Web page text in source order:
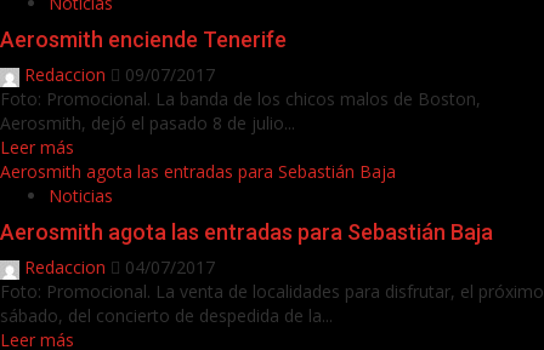
Aerosmith enciende Tenerife
Redaccion
09/07/2017
Foto: Promocional. La banda de los chicos malos de Boston,
Aerosmith, dejó el pasado 8 de julio...
Leer más
Aerosmith agota las entradas para Sebastián Baja
Noticias
Aerosmith agota las entradas para Sebastián Baja
Redaccion
04/07/2017
Foto: Promocional. La venta de localidades para disfrutar, el próximo
sábado, del concierto de despedida de la...
Leer más